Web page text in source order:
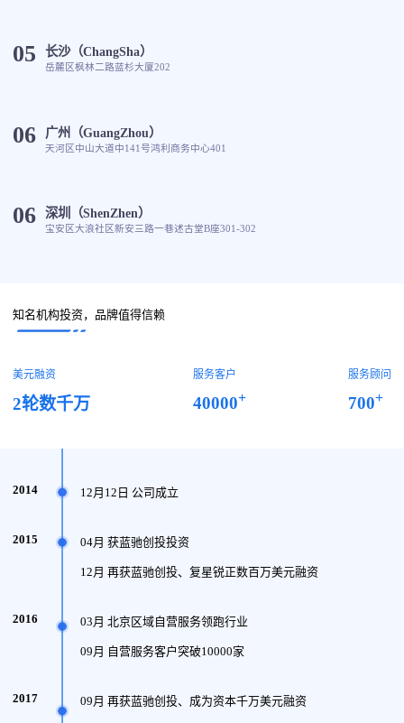
05 长沙（ChangSha）
岳麓区枫林二路蓝杉大厦202
06 广州（GuangZhou）
天河区中山大道中141号鸿利商务中心401
06 深圳（ShenZhen）
宝安区大浪社区新安三路一巷述古堂B座301-302
知名机构投资，品牌值得信赖
美元融资
2轮数千万
服务客户
40000+
服务顾问
700+
2014 12月12日 公司成立
2015 04月 获蓝驰创投投资
12月 再获蓝驰创投、复星锐正数百万美元融资
2016 03月 北京区域自营服务领跑行业
09月 自营服务客户突破10000家
2017 09月 再获蓝驰创投、成为资本千万美元融资